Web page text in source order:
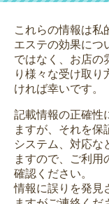
これらの情報は私
エステの効果につ
ではなく、お店の
り様々な受け取り
ければ幸いです。
記載情報の正確性
ますが、それを保
システム、対応な
ますので、ご利用
確認ください。
情報に誤りを発見